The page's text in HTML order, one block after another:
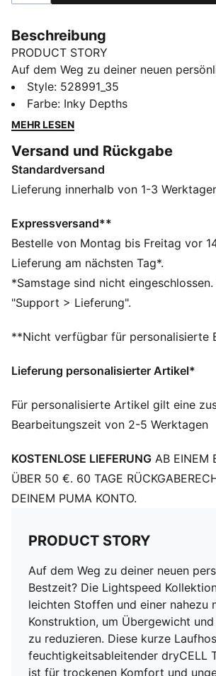
Beschreibung
PRODUCT STORY
Auf dem Weg zu deiner neuen
Die Lightspeed Kollektion besteht aus
und einer nahezu nahtlosen
Übergewicht und Widerstand zu
Technologie ist für trockenen Komfort
ungestörten Fokus gemacht.
FEATURES + VORTEILE
dich wohl – dank dryCELL
Feuchtigkeit von der Haut ableiten
Hergestellt aus mindestens 50 %
Materialien
DETAILS
Entworfen für: Straßenlauf
Länge: Endet oberhalb des Knies
Taschen: Seitentaschen, Gesäßtasche
Style: 528991_35
Farbe: Inky Depths
MEHR LESEN
Versand und Rückgabe
Standardversand
Lieferung innerhalb von 1-3
Expressversand**
Bestelle von Montag bis Freitag vor
Lieferung am nächsten Tag*.
*Samstage sind nicht
"Support > Lieferung".
**Nicht verfügbar für personalisierte
Lieferung personalisierter Artikel*
Für personalisierte Artikel gilt eine
Bearbeitungszeit von 2-5 Werktagen
KOSTENLOSE LIEFERUNG AB EINEM
ÜBER 50 €. 60 TAGE
DEINEM PUMA KONTO.
PRODUCT STORY
Auf dem Weg zu deiner neuen
Bestzeit? Die Lightspeed
leichten Stoffen und einer nahezu
Konstruktion, um Übergewicht
zu reduzieren. Diese kurze
feuchtigkeitsableitender dryCELL
ist für trockenen Komfort und